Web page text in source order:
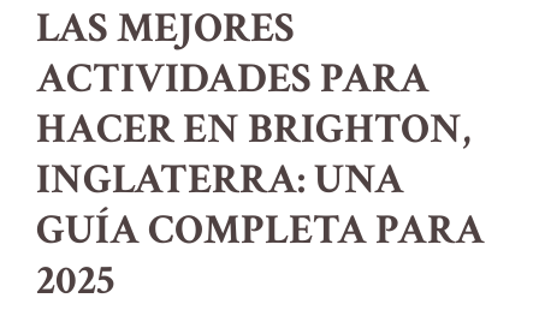
LAS MEJORES
ACTIVIDADES PARA
HACER EN BRIGHTON,
INGLATERRA: UNA
GUÍA COMPLETA PARA
2025